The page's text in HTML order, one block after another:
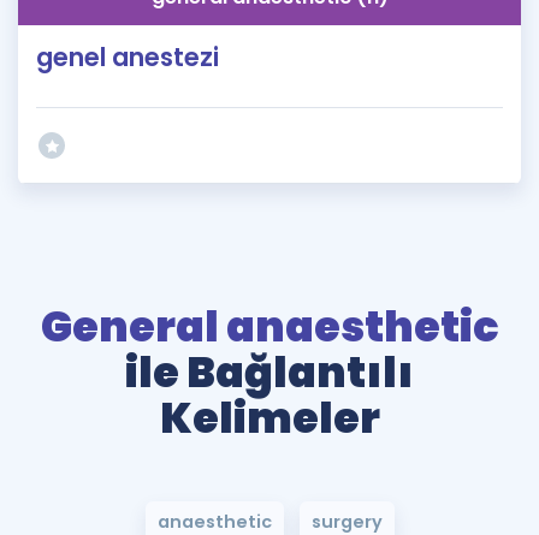
genel anestezi
General anaesthetic
ile Bağlantılı
Kelimeler
anaesthetic surgery